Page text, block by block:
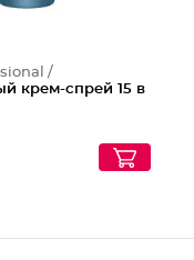
/
крем-спрей 15 в